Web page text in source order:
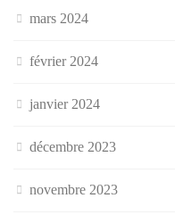
mars 2024
février 2024
janvier 2024
décembre 2023
novembre 2023